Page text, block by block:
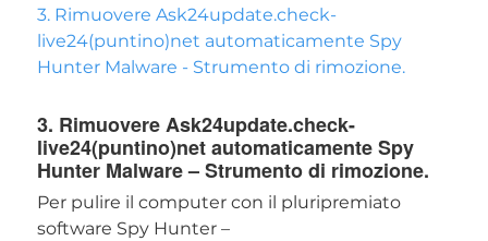
3. Rimuovere Ask24update.check-
live24(puntino)net automaticamente Spy
Hunter Malware - Strumento di rimozione.
3. Rimuovere Ask24update.check-
live24(puntino)net automaticamente Spy
Hunter Malware – Strumento di rimozione.
Per pulire il computer con il pluripremiato
software Spy Hunter –
Strumento di rimozione
malware